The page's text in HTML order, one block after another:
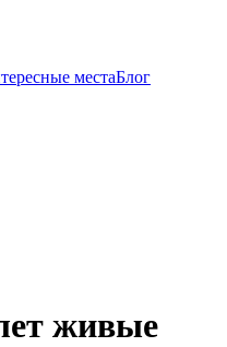
местаБлог
живые